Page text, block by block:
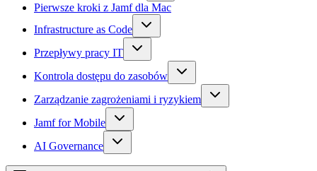
Pierwsze kroki z Jamf dla Mac
Infrastructure as Code
Przepływy pracy IT
Kontrola dostępu do zasobów
Zarządzanie zagrożeniami i ryzykiem
Jamf for Mobile
AI Governance